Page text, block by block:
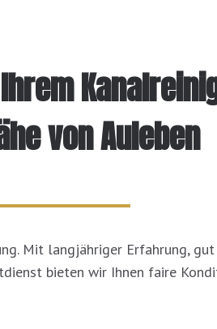
von Auleben
Mit langjähriger Erfahrung,
bieten wir Ihnen faire